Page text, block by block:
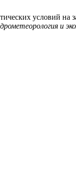
условий на
и